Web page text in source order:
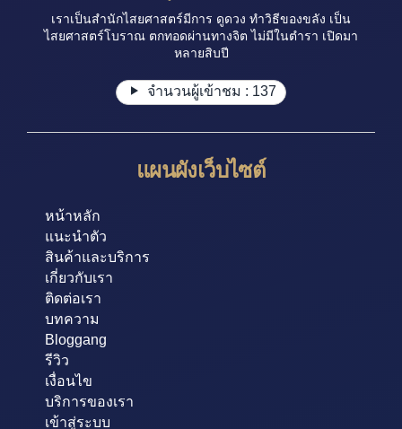
เราเป็นสำนักไสยศาสตร์มีการ ดูดวง ทำวิธีของขลัง เป็น
ไสยศาสตร์โบราณ ตกทอดผ่านทางจิต ไม่มีในตำรา เปิดมา
หลายสิบปี
จำนวนผู้เข้าชม : 137
แผนผังเว็บไซต์
หน้าหลัก
แนะนำตัว
สินค้าและบริการ
เกี่ยวกับเรา
ติดต่อเรา
บทความ
Bloggang
รีวิว
เงื่อนไข
บริการของเรา
เข้าสู่ระบบ